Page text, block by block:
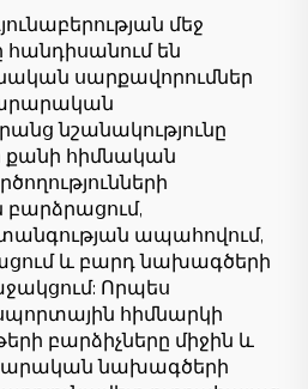
համար
մեջ
հանդիսանում են
սարքավորումներ
նշանակությունը
քանի հիմնական
բարձրացում,
ապահովում,
և բարդ նախագծերի
Որպես
հիմնարկի
բարձիչները միջին և
նախագծերի